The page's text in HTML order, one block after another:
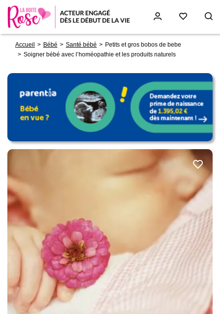
d'Ariane
Accueil Bébé Santé bébé
Petits et gros bobos de bebe
Soigner bébé avec l’homéopathie et les produits naturels